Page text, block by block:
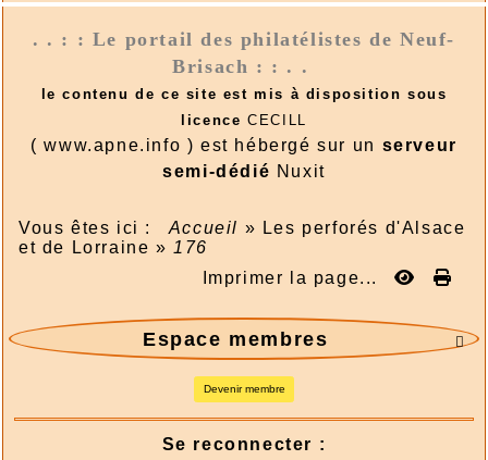
. . : : Le portail des philatélistes de Neuf-
Brisach : : . .
le contenu de ce site est mis à disposition sous
licence CECILL
( www.apne.info ) est hébergé sur un serveur
semi-dédié Nuxit
Vous êtes ici : Accueil » Les perforés d'Alsace
et de Lorraine » 176
Imprimer la page...

Espace membres
Devenir membre
Se reconnecter :